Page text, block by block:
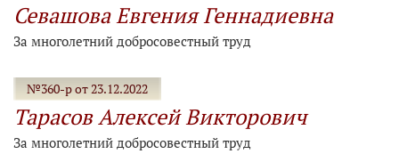
Севашова Евгения Геннадиевна
За многолетний добросовестный труд
№360-р от 23.12.2022
Тарасов Алексей Викторович
За многолетний добросовестный труд